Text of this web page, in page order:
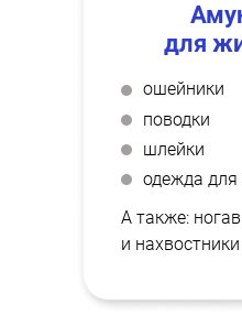
для
ошейники
поводки
шлейки
одежда для
А также:
и нахвостники